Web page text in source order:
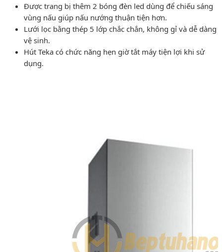
Được trang bị thêm 2 bóng đèn led dùng để chiếu sáng
vùng nấu giúp nấu nướng thuận tiện hơn.
Lưới lọc bằng thép 5 lớp chắc chắn, không gỉ và dễ dàng
vệ sinh.
Hút Teka có chức năng hẹn giờ tắt máy tiện lợi khi sử
dụng.